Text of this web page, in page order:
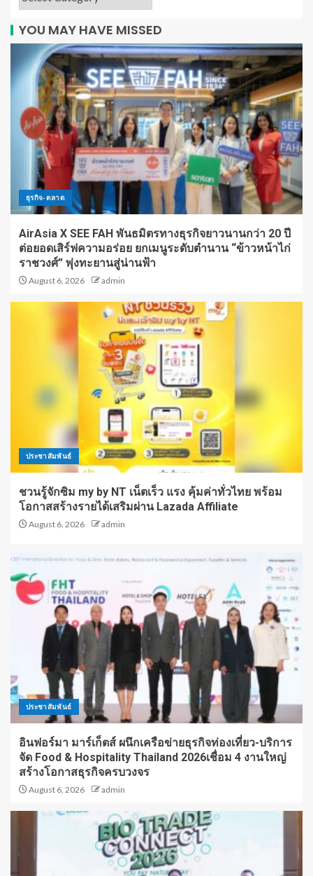
YOU MAY HAVE MISSED
ธุรกิจ-ตลาด
AirAsia X SEE FAH พันธมิตรทางธุรกิจยาวนานกว่า 20 ปี
ต่อยอดเสิร์ฟความอร่อย ยกเมนูระดับตำนาน “ข้าวหน้าไก่
ราชวงศ์” พุ่งทะยานสู่น่านฟ้า
August 6, 2026 admin
ประชาสัมพันธ์
ชวนรู้จักซิม my by NT เน็ตเร็ว แรง คุ้มค่าทั่วไทย พร้อม
โอกาสสร้างรายได้เสริมผ่าน Lazada Affiliate
August 6, 2026 admin
ประชาสัมพันธ์
อินฟอร์มา มาร์เก็ตส์ ผนึกเครือข่ายธุรกิจท่องเที่ยว-บริการ
จัด Food & Hospitality Thailand 2026เชื่อม 4 งานใหญ่
สร้างโอกาสธุรกิจครบวงจร
August 6, 2026 admin